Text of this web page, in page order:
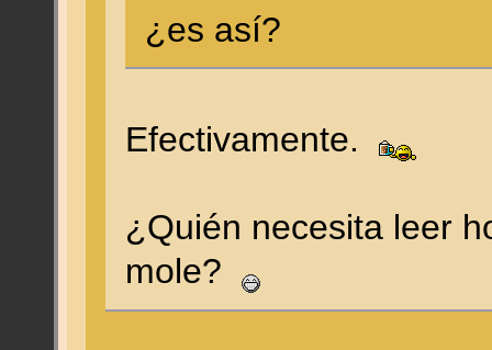
¿es así?
Efectivamente.
¿Quién necesita leer
mole?